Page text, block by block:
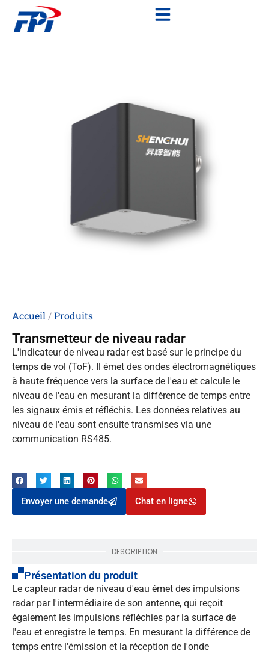
Accueil/Produits
Transmetteur de niveau radar
L'indicateur de niveau radar est basé sur le principe du
temps de vol (ToF). Il émet des ondes électromagnétiques
à haute fréquence vers la surface de l'eau et calcule le
niveau de l'eau en mesurant la différence de temps entre
les signaux émis et réfléchis. Les données relatives au
niveau de l'eau sont ensuite transmises via une
communication RS485.
Envoyer une demande Chat en ligne
DESCRIPTION
Présentation du produit
Le capteur radar de niveau d'eau émet des impulsions
radar par l'intermédiaire de son antenne, qui reçoit
également les impulsions réfléchies par la surface de
l'eau et enregistre le temps. En mesurant la différence de
temps entre l'émission et la réception de l'onde